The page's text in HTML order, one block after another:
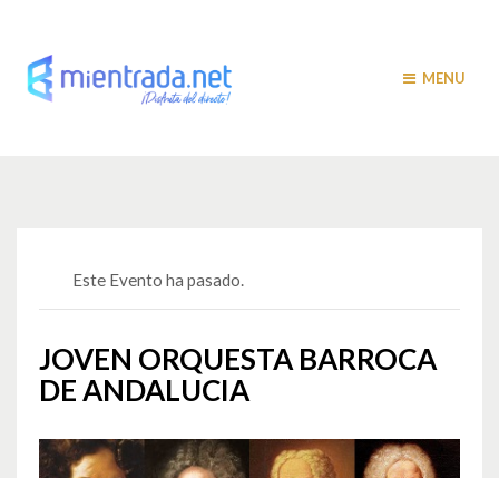
MENU
Este Evento ha pasado.
JOVEN ORQUESTA BARROCA
DE ANDALUCIA